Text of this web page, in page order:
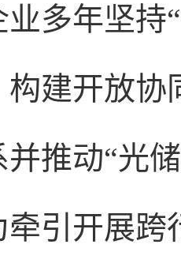
业多年坚持
构建开放协
推动“光
牵引开展